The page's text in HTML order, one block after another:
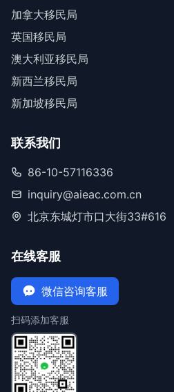
加拿大移民局
英国移民局
澳大利亚移民局
新西兰移民局
新加坡移民局
联系我们
86-10-57116336
inquiry@aieac.com.cn
北京东城灯市口大街33#616
在线客服
微信咨询客服
扫码添加客服